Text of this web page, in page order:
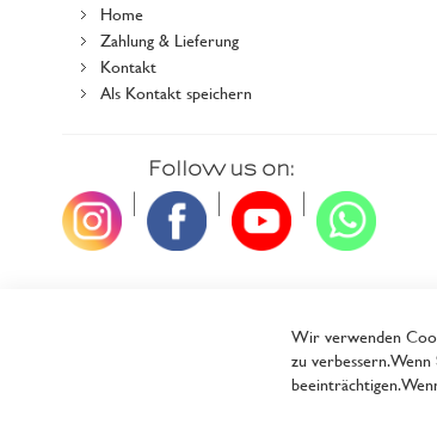
Home
Zahlung & Lieferung
Kontakt
Als Kontakt speichern
Follow us on:
Wir verwenden
zu verbessern.
beeinträchtigen.